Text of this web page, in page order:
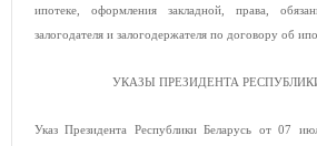
ипотеке, оформления закладной, права,
залогодателя и залогодержателя по договору об
УКАЗЫ ПРЕЗИДЕНТА
Указ Президента Республики Беларусь от